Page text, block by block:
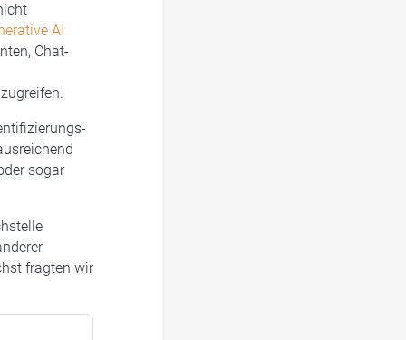
AI
Chat-
sogar
fragten wir